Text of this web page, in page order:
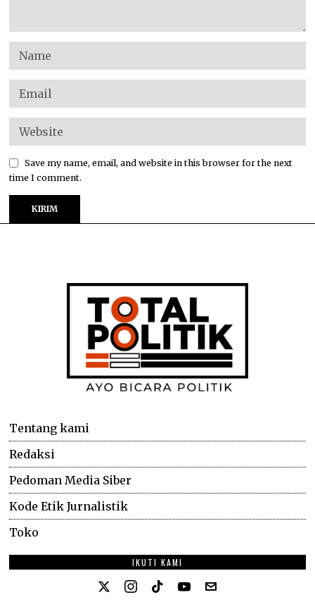
Save my name, email, and website in this browser for the next
time I comment.
Tentang kami
Redaksi
Pedoman Media Siber
Kode Etik Jurnalistik
Toko
IKUTI KAMI